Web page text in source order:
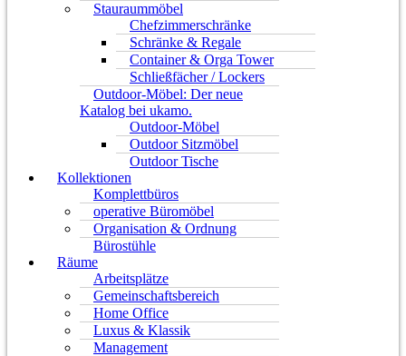
Stauraummöbel
Chefzimmerschränke
Schränke & Regale
Container & Orga Tower
Schließfächer / Lockers
Outdoor-Möbel: Der neue
Katalog bei ukamo.
Outdoor-Möbel
Outdoor Sitzmöbel
Outdoor Tische
Kollektionen
Komplettbüros
operative Büromöbel
Organisation & Ordnung
Bürostühle
Räume
Arbeitsplätze
Gemeinschaftsbereich
Home Office
Luxus & Klassik
Management